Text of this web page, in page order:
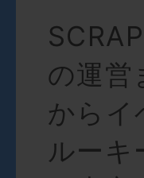
の運営
からイ
ルー